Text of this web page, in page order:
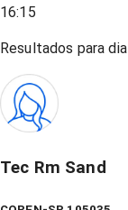
16:15
Resultados para dia
Tec Rm Sand